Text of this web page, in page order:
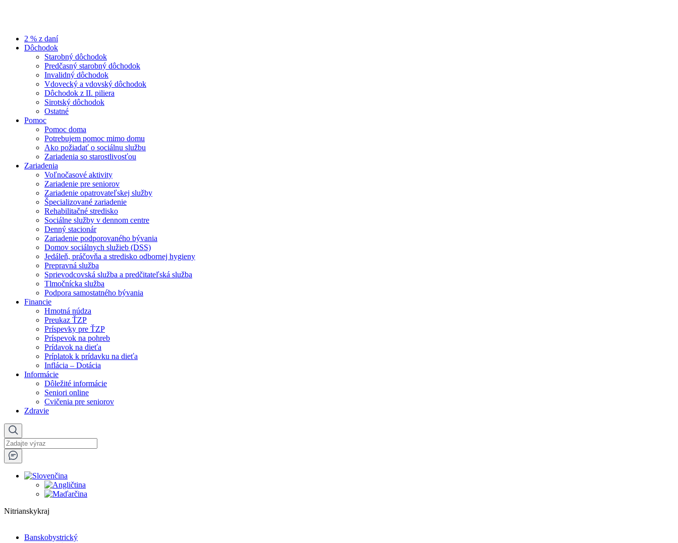
2 % z daní
Dôchodok
Starobný dôchodok
Predčasný starobný dôchodok
Invalidný dôchodok
Vdovecký a vdovský dôchodok
Dôchodok z II. piliera
Sirotský dôchodok
Ostatné
Pomoc
Pomoc doma
Potrebujem pomoc mimo domu
Ako požiadať o sociálnu službu
Zariadenia so starostlivosťou
Zariadenia
Voľnočasové aktivity
Zariadenie pre seniorov
Zariadenie opatrovateľskej služby
Špecializované zariadenie
Rehabilitačné stredisko
Sociálne služby v dennom centre
Denný stacionár
Zariadenie podporovaného bývania
Domov sociálnych služieb (DSS)
Jedáleň, práčovňa a stredisko odbornej hygieny
Prepravná služba
Sprievodcovská služba a predčitateľská služba
Tlmočnícka služba
Podpora samostatného bývania
Financie
Hmotná núdza
Preukaz ŤZP
Príspevky pre ŤZP
Príspevok na pohreb
Prídavok na dieťa
Príplatok k prídavku na dieťa
Inflácia – Dotácia
Informácie
Dôležité informácie
Seniori online
Cvičenia pre seniorov
Zdravie
Nitrianskykraj
Banskobystrický